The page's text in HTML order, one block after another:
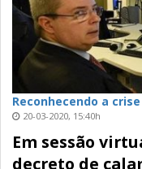
Reconhecendo a crise
20-03-2020, 15:40h
Em sessão
decreto de